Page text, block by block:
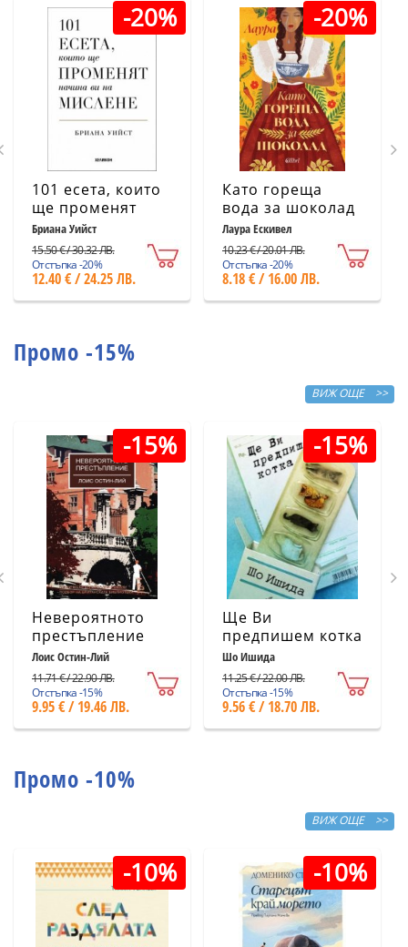
-20%
101 есета, които
ще променят
начина ви на
мислене
Бриана Уийст
15.50 € / 30.32 ЛВ.
Отстъпка -20%
12.40 € / 24.25 ЛВ.
-20%
Като гореща
вода за шоколад
(ново издание)
Лаура Ескивел
10.23 € / 20.01 ЛВ.
Отстъпка -20%
8.18 € / 16.00 ЛВ.
Промо -15%
ВИЖ ОЩЕ >>
-15%
Невероятното
престъпление
Лоис Остин-Лий
11.71 € / 22.90 ЛВ.
Отстъпка -15%
9.95 € / 19.46 ЛВ.
-15%
Ще Ви
предпишем котка
Шо Ишида
11.25 € / 22.00 ЛВ.
Отстъпка -15%
9.56 € / 18.70 ЛВ.
Промо -10%
ВИЖ ОЩЕ >>
-10% -10%